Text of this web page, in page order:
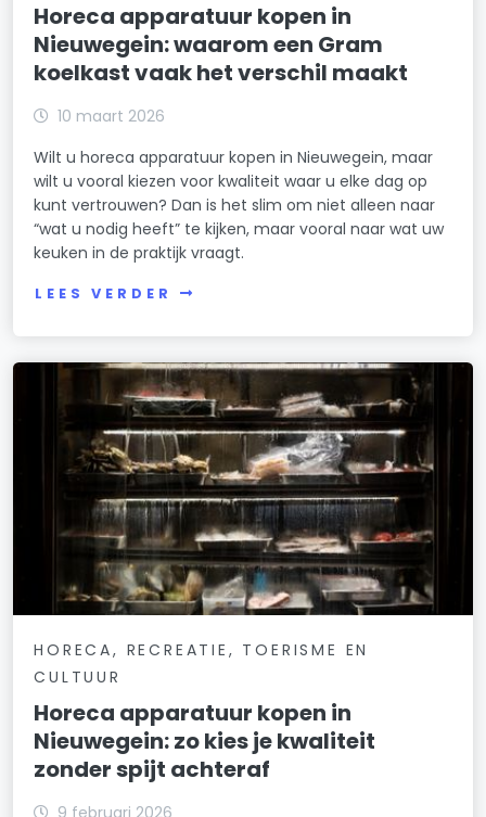
Horeca apparatuur kopen in
Nieuwegein: waarom een Gram
koelkast vaak het verschil maakt
10 maart 2026
Wilt u horeca apparatuur kopen in Nieuwegein, maar
wilt u vooral kiezen voor kwaliteit waar u elke dag op
kunt vertrouwen? Dan is het slim om niet alleen naar
“wat u nodig heeft” te kijken, maar vooral naar wat uw
keuken in de praktijk vraagt.
LEES VERDER
HORECA, RECREATIE, TOERISME EN
CULTUUR
Horeca apparatuur kopen in
Nieuwegein: zo kies je kwaliteit
zonder spijt achteraf